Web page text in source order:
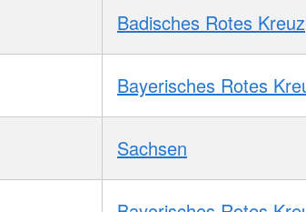
Badisches Rotes Kreuz
Bayerisches Rotes
Sachsen